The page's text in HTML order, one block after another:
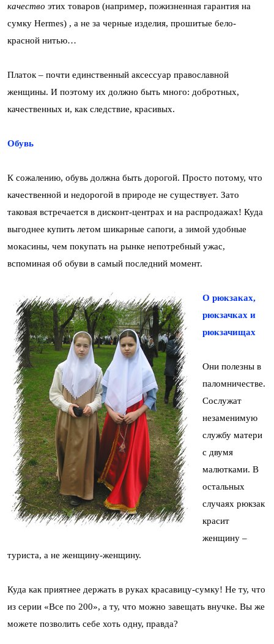
качество этих товаров (например, пожизненная гарантия на
сумку Hermes) , а не за черные изделия, прошитые бело-
красной нитью…
Платок – почти единственный аксессуар православной
женщины. И поэтому их должно быть много: добротных,
качественных и, как следствие, красивых.
Обувь
К сожалению, обувь должна быть дорогой. Просто потому, что
качественной и недорогой в природе не существует. Зато
таковая встречается в дисконт-центрах и на распродажах! Куда
выгоднее купить летом шикарные сапоги, а зимой удобные
мокасины, чем покупать на рынке непотребный ужас,
вспоминая об обуви в самый последний момент.
О рюкзаках,
рюкзачках и
рюкзачищах
Они полезны в
паломничестве.
Сослужат
незаменимую
службу матери
с двумя
малютками. В
остальных
случаях рюкзак
красит
женщину –
туриста, а не женщину-женщину.
Куда как приятнее держать в руках красавицу-сумку! Не ту, что
из серии «Все по 200», а ту, что можно завещать внучке. Вы же
можете позволить себе хоть одну, правда?